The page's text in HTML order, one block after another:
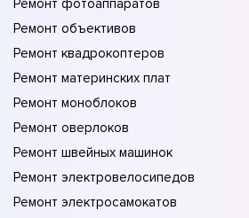
Ремонт фотоаппаратов
Ремонт объективов
Ремонт квадрокоптеров
Ремонт материнских плат
Ремонт моноблоков
Ремонт оверлоков
Ремонт швейных машинок
Ремонт электровелосипедов
Ремонт электросамокатов